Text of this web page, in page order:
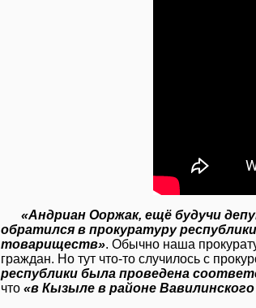
«Андриан Ооржак, ещё будучи
обратился в прокуратуру
товариществ». Обычно наша
граждан. Но тут что-то случилось с
республики была проведена
что «в Кызыле в районе